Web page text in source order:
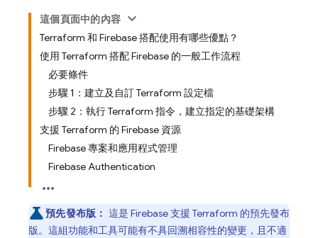
這個頁面中的內容
Terraform 和 Firebase 搭配使用有哪些優點？
使用 Terraform 搭配 Firebase 的一般工作流程
必要條件
步驟 1：建立及自訂 Terraform 設定檔
步驟 2：執行 Terraform 指令，建立指定的基礎架構
支援 Terraform 的 Firebase 資源
Firebase 專案和應用程式管理
Firebase Authentication
預先發布版： 這是 Firebase 支援 Terraform 的預先發布
版。這組功能和工具可能有不具回溯相容性的變更，且不適